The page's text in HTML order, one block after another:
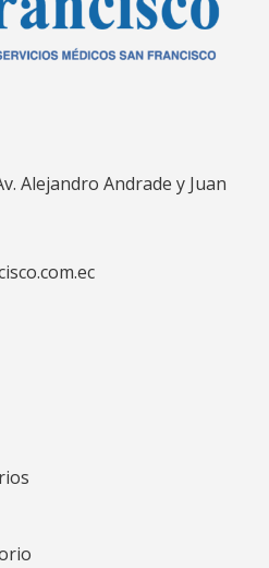
Alejandro Andrade y Juan